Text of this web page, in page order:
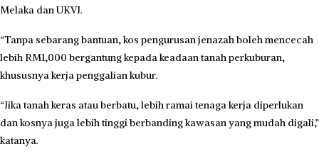
Melaka dan UKVJ.
“Tanpa sebarang bantuan, kos pengurusan jenazah boleh mencecah
lebih RM1,000 bergantung kepada keadaan tanah perkuburan,
khususnya kerja penggalian kubur.
“Jika tanah keras atau berbatu, lebih ramai tenaga kerja diperlukan
dan kosnya juga lebih tinggi berbanding kawasan yang mudah digali,”
katanya.